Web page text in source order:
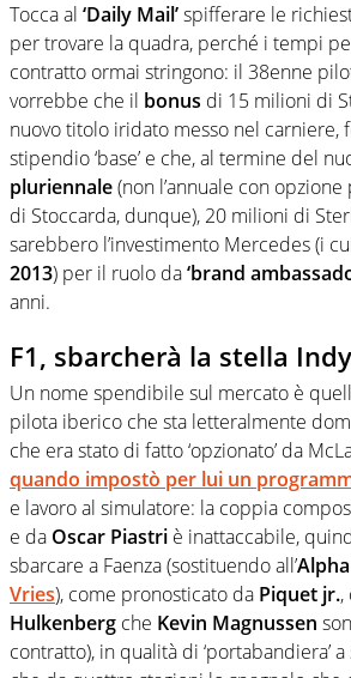
Tocca al ‘Daily Mail’spifferare le
per trovare la quadra, perché i tempi
contratto ormai stringono: il 38enne
vorrebbe che il bonus di 15 milioni di
nuovo titolo iridato messo nel carniere,
stipendio ‘base’ e che, al termine del
pluriennale(non l’annuale con
di Stoccarda, dunque), 20 milioni di
sarebbero l’investimento Mercedes (i
2013) per il ruolo da‘brand
anni.
F1, sbarcherà la stella
Un nome spendibile sul mercato è
pilota iberico che sta letteralmente
che era stato di fatto ‘opzionato’ da
quando impostò per lui un
e lavoro al simulatore: la coppia
e da Oscar Piastri è inattaccabile,
sbarcare a Faenza (sostituendo all’
Vries), come pronosticato da Piquet jr.,
Hulkenberg che Kevin Magnussen
contratto), in qualità di ‘portabandiera’